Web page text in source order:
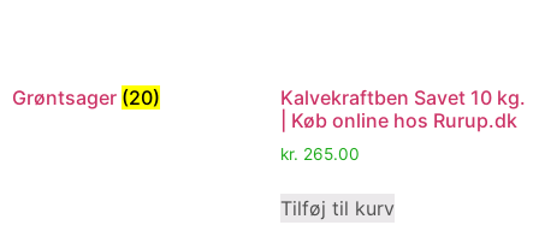
Grøntsager (20)
Kalvekraftben Savet 10 kg.
| Køb online hos Rurup.dk
kr. 265.00
Tilføj til kurv